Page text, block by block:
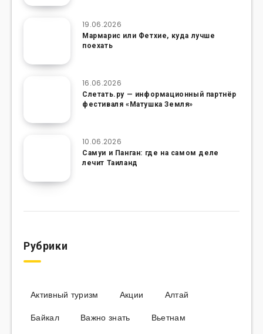
19.06.2026
Мармарис или Фетхие, куда лучше
поехать
16.06.2026
Слетать.ру — информационный партнёр
фестиваля «Матушка Земля»
10.06.2026
Самуи и Панган: где на самом деле
лечит Таиланд
Рубрики
Активный туризм Акции
Алтай
Байкал
Важно знать
Вьетнам